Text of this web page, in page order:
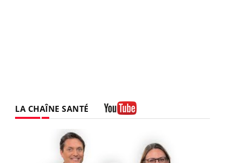
LA CHAÎNE SANTÉ